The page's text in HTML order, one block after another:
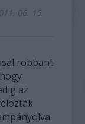
06. 15.
robbant
az